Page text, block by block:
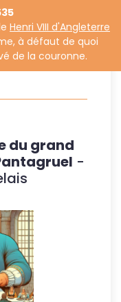
Henri VIII d'Angleterre
à défaut de quoi
de la couronne.
du grand
-